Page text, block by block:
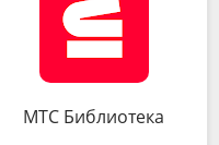
МТС Библиотека